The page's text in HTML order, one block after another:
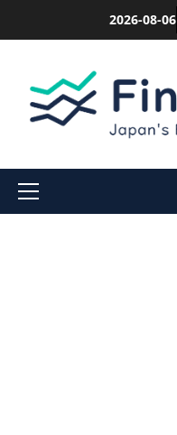
2026-08-06
メ